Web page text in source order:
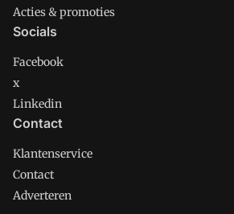
Acties & promoties
Socials
Facebook
x
Linkedin
Contact
Klantenservice
Contact
Adverteren